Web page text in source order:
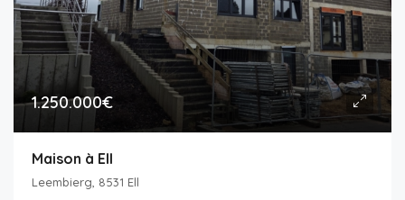
1.250.000€
Maison à Ell
Leembierg, 8531 Ell